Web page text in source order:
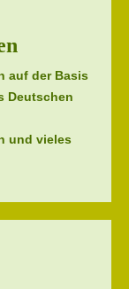
auf der Basis
Deutschen
und vieles